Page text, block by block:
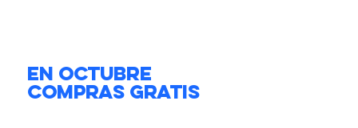
En Octubre
Compras Gratis